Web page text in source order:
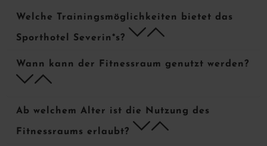
Welche Trainingsmöglichkeiten bietet das
Sporthotel Severin*s? fh
Wann kann der Fitnessraum genutzt werden?
fh
Ab welchem Alter ist die Nutzung des
Fitnessraums erlaubt? fh